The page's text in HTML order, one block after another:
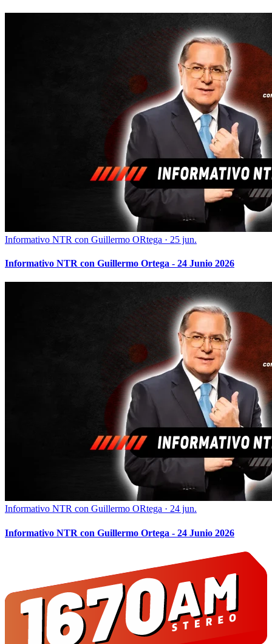
Informativo NTR con Guillermo ORtega · 25 jun.
Informativo NTR con Guillermo Ortega - 24 Junio 2026
Informativo NTR con Guillermo ORtega · 24 jun.
Informativo NTR con Guillermo Ortega - 24 Junio 2026